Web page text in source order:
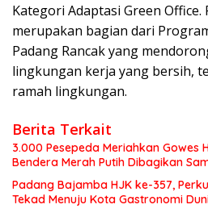
Kategori Adaptasi Green
merupakan bagian dari
Padang Rancak yang
lingkungan kerja yang bersih,
ramah lingkungan.
Berita Terkait
3.000 Pesepeda Meriahkan Gowes
Bendera Merah Putih Dibagikan
Padang Bajamba HJK ke-357,
Tekad Menuju Kota Gastronomi